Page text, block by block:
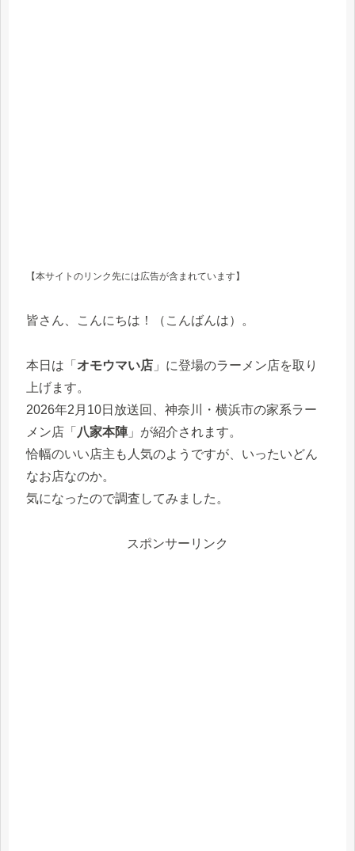
【本サイトのリンク先には広告が含まれています】
皆さん、こんにちは！（こんばんは）。
本日は「 オモウマい店 」に登場のラーメン店を取り
上げます。
2026年2月10日放送回、神奈川・横浜市の家系ラー
メン店「 八家本陣」が紹介されます。
恰幅のいい店主も人気のようですが、いったいどん
なお店なのか。
気になったので調査してみました。
スポンサーリンク